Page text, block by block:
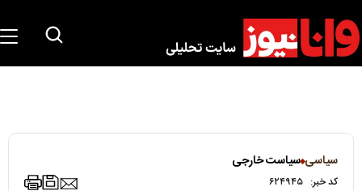
سیاسی سیاست خارجی
کد خبر: ۶۲۴۹۴۵